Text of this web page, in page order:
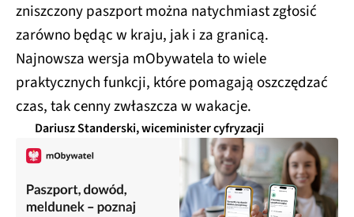
zniszczony paszport można natychmiast zgłosić
zarówno będąc w kraju, jak i za granicą.
Najnowsza wersja mObywatela to wiele
praktycznych funkcji, które pomagają oszczędzać
czas, tak cenny zwłaszcza w wakacje.
Dariusz Standerski, wiceminister cyfryzacji